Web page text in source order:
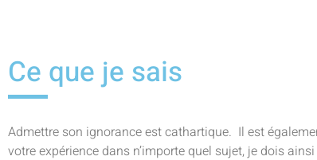
Ce que je sais
Admettre son ignorance est cathartique. Il est
votre expérience dans n’importe quel sujet, je dois